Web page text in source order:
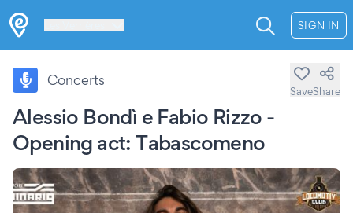
SIGN IN
Alessio Bondì e Fabio Rizzo -
Opening act: Tabascomeno
Concerts
SaveShare